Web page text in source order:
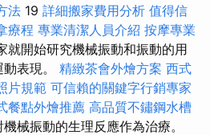
法 19 詳細搬家費用分析 值得信
療程 專業清潔人員介紹 按摩專業
就開始研究機械振動和振動的用
表現。 精緻茶會外燴方案 西式
片規範 可信賴的關鍵字行銷專家
餐點外燴推薦 高品質不鏽鋼水槽
械振動的生理反應作為治療。